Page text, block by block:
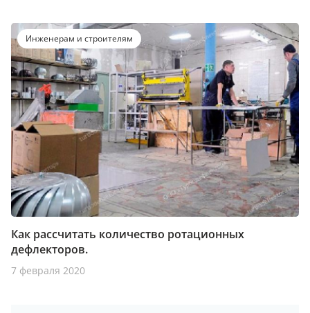
Инженерам и строителям
Как рассчитать количество ротационных
дефлекторов.
7 февраля 2020